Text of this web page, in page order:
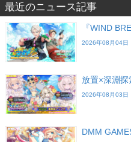
最近のニュース記事
『WIND
2026年08月04日
放置×深淵
2026年08月03日
DMM